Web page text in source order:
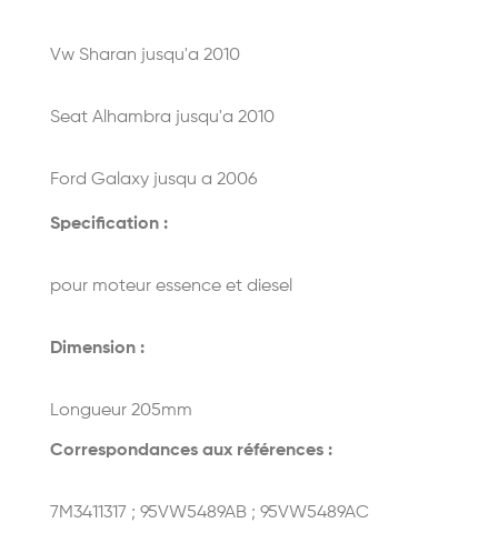
Vw Sharan jusqu'a 2010
Seat Alhambra jusqu'a 2010
Ford Galaxy jusqu a 2006
Specification :
pour moteur essence et diesel
Dimension :
Longueur 205mm
Correspondances aux références :
7M3411317 ; 95VW5489AB ; 95VW5489AC